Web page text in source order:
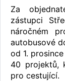
Za
zástupci
náročném
autobusové
od 1.
40 projektů,
pro cestující.